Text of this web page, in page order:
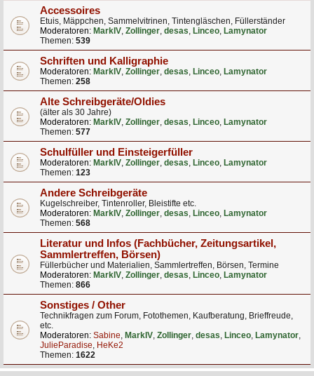
Accessoires
Etuis, Mäppchen, Sammelvitrinen, Tintengläschen, Füllerständer
Moderatoren: MarkIV, Zollinger, desas, Linceo, Lamynator
Themen: 539
Schriften und Kalligraphie
Moderatoren: MarkIV, Zollinger, desas, Linceo, Lamynator
Themen: 258
Alte Schreibgeräte/Oldies
(älter als 30 Jahre)
Moderatoren: MarkIV, Zollinger, desas, Linceo, Lamynator
Themen: 577
Schulfüller und Einsteigerfüller
Moderatoren: MarkIV, Zollinger, desas, Linceo, Lamynator
Themen: 123
Andere Schreibgeräte
Kugelschreiber, Tintenroller, Bleistifte etc.
Moderatoren: MarkIV, Zollinger, desas, Linceo, Lamynator
Themen: 568
Literatur und Infos (Fachbücher, Zeitungsartikel,
Sammlertreffen, Börsen)
Füllerbücher und Materialien, Sammlertreffen, Börsen, Termine
Moderatoren: MarkIV, Zollinger, desas, Linceo, Lamynator
Themen: 866
Sonstiges / Other
Technikfragen zum Forum, Fotothemen, Kaufberatung, Brieffreude,
etc.
Moderatoren: Sabine, MarkIV, Zollinger, desas, Linceo, Lamynator,
JulieParadise, HeKe2
Themen: 1622